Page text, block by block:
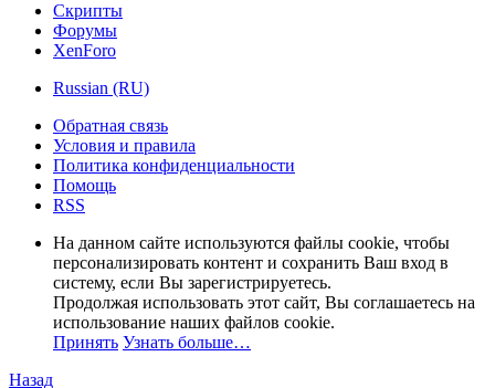
Скрипты
Форумы
XenForo
Russian (RU)
Обратная связь
Условия и правила
Политика конфиденциальности
Помощь
RSS
На данном сайте используются файлы cookie, чтобы
персонализировать контент и сохранить Ваш вход в
систему, если Вы зарегистрируетесь.
Продолжая использовать этот сайт, Вы соглашаетесь на
использование наших файлов cookie.
Принять Узнать больше…
Назад